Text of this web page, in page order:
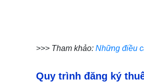
>>> Tham khảo: Những điều
Quy trình đăng ký